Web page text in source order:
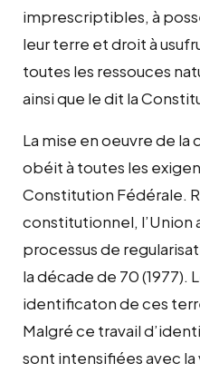
imprescriptibles, à
leur terre et droit à
toutes les ressouces
ainsi que le dit la
La mise en oeuvre de la
obéit à toutes les
Constitution Fédérale.
constitutionnel, l’Union
processus de
la décade de 70 (1977).
identificaton de ces
Malgré ce travail
sont intensifiées avec